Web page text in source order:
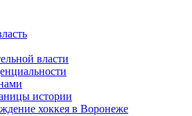
власти
истории
хоккея в Воронеже